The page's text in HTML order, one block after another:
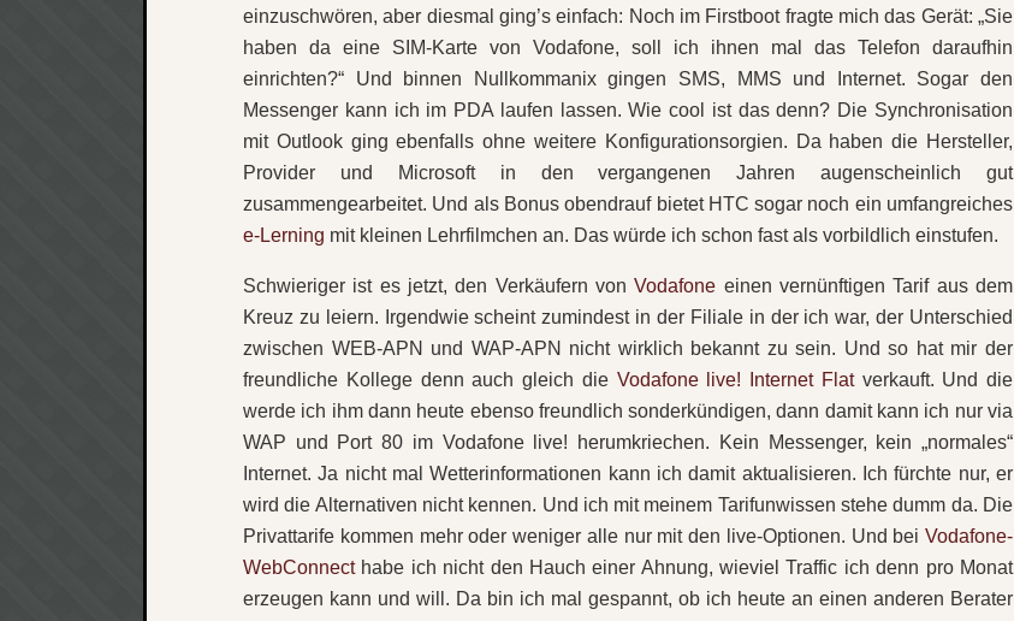
einzuschwören, aber diesmal ging’s einfach: Noch im Firstboot fragte mich das Gerät: „Sie
haben da eine SIM-Karte von Vodafone, soll ich ihnen mal das Telefon daraufhin
einrichten?“ Und binnen Nullkommanix gingen SMS, MMS und Internet. Sogar den
Messenger kann ich im PDA laufen lassen. Wie cool ist das denn? Die Synchronisation
mit Outlook ging ebenfalls ohne weitere Konfigurationsorgien. Da haben die Hersteller,
Provider und Microsoft in den vergangenen Jahren augenscheinlich gut
zusammengearbeitet. Und als Bonus obendrauf bietet HTC sogar noch ein umfangreiches
e-Lerning mit kleinen Lehrfilmchen an. Das würde ich schon fast als vorbildlich einstufen.
Schwieriger ist es jetzt, den Verkäufern vonVodafone einen vernünftigen Tarif aus dem
Kreuz zu leiern. Irgendwie scheint zumindest in der Filiale in der ich war, der Unterschied
zwischen WEB-APN und WAP-APN nicht wirklich bekannt zu sein. Und so hat mir der
freundliche Kollege denn auch gleich die Vodafone live! Internet Flatverkauft. Und die
werde ich ihm dann heute ebenso freundlich sonderkündigen, dann damit kann ich nur via
WAP und Port 80 im Vodafone live! herumkriechen. Kein Messenger, kein „normales“
Internet. Ja nicht mal Wetterinformationen kann ich damit aktualisieren. Ich fürchte nur, er
wird die Alternativen nicht kennen. Und ich mit meinem Tarifunwissen stehe dumm da. Die
Privattarife kommen mehr oder weniger alle nur mit den live-Optionen. Und bei Vodafone-
WebConnecthabe ich nicht den Hauch einer Ahnung, wieviel Traffic ich denn pro Monat
erzeugen kann und will. Da bin ich mal gespannt, ob ich heute an einen anderen Berater